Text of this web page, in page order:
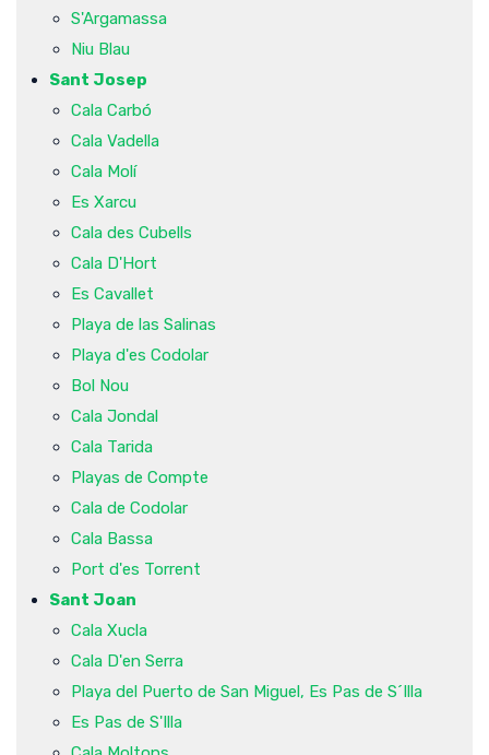
S'Argamassa
Niu Blau
Sant Josep
Cala Carbó
Cala Vadella
Cala Molí
Es Xarcu
Cala des Cubells
Cala D'Hort
Es Cavallet
Playa de las Salinas
Playa d'es Codolar
Bol Nou
Cala Jondal
Cala Tarida
Playas de Compte
Cala de Codolar
Cala Bassa
Port d'es Torrent
Sant Joan
Cala Xucla
Cala D'en Serra
Playa del Puerto de San Miguel, Es Pas de S´Illa
Es Pas de S'Illa